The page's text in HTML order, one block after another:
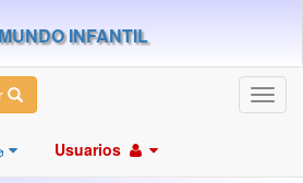
INFANTIL
Usuarios